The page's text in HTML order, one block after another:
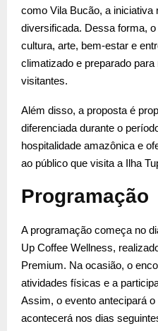
como Vila Bucão, a iniciativa
diversificada. Dessa forma,
cultura, arte, bem-estar e
climatizado e preparado
visitantes.
Além disso, a proposta é
diferenciada durante o
hospitalidade amazônica e
ao público que visita a Ilha
Programação
A programação começa no
Up Coffee Wellness,
Premium. Na ocasião, o
atividades físicas e a
Assim, o evento antecipará
acontecerá nos dias